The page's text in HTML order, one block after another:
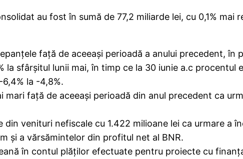
au fost în sumă de 77,2 miliarde lei, cu 0,1% mai
faţă de aceeaşi perioadă a anului precedent, în
la sfârşitul lunii mai, în timp ce la 30 iunie a.c
la -4,8%.
mari faţă de aceeaşi perioadă din anul precedent ca
venituri nefiscale cu 1.422 milioane lei ca urmare a
şi a vărsămintelor din profitul net al BNR.
în contul plăţilor efectuate pentru proiecte cu